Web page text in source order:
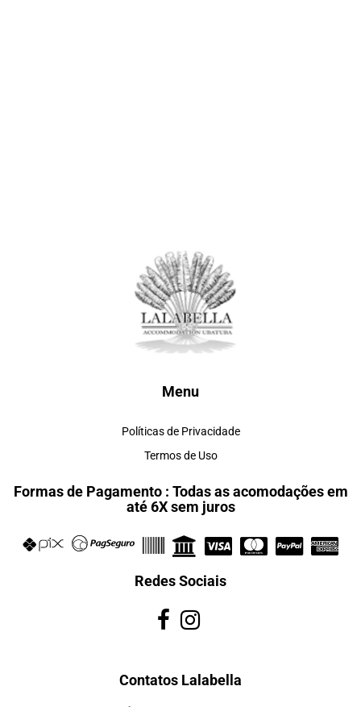
Menu
Políticas de Privacidade
Termos de Uso
Formas de Pagamento : Todas as acomodações em
até 6X sem juros
Redes Sociais
Contatos Lalabella